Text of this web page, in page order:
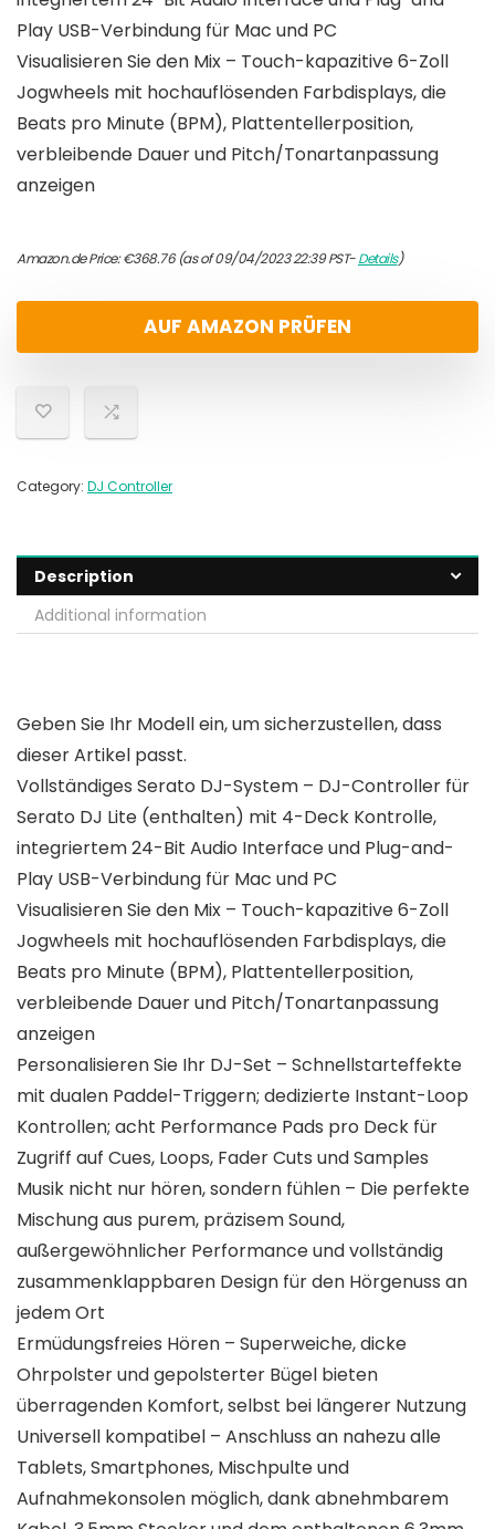
Play USB-Verbindung für Mac und PC
Visualisieren Sie den Mix – Touch-kapazitive 6-Zoll
Jogwheels mit hochauflösenden Farbdisplays, die
Beats pro Minute (BPM), Plattentellerposition,
verbleibende Dauer und Pitch/Tonartanpassung
anzeigen
Amazon.de Price:€368.76(as of 09/04/2023 22:39 PST-Details)
AUF AMAZON PRÜFEN
Category: DJ Controller
Description
Additional information
Geben Sie Ihr Modell ein, um sicherzustellen, dass
dieser Artikel passt.
Vollständiges Serato DJ-System – DJ-Controller für
Serato DJ Lite (enthalten) mit 4-Deck Kontrolle,
integriertem 24-Bit Audio Interface und Plug-and-
Play USB-Verbindung für Mac und PC
Visualisieren Sie den Mix – Touch-kapazitive 6-Zoll
Jogwheels mit hochauflösenden Farbdisplays, die
Beats pro Minute (BPM), Plattentellerposition,
verbleibende Dauer und Pitch/Tonartanpassung
anzeigen
Personalisieren Sie Ihr DJ-Set – Schnellstarteffekte
mit dualen Paddel-Triggern; dedizierte Instant-Loop
Kontrollen; acht Performance Pads pro Deck für
Zugriff auf Cues, Loops, Fader Cuts und Samples
Musik nicht nur hören, sondern fühlen – Die perfekte
Mischung aus purem, präzisem Sound,
außergewöhnlicher Performance und vollständig
zusammenklappbaren Design für den Hörgenuss an
jedem Ort
Ermüdungsfreies Hören – Superweiche, dicke
Ohrpolster und gepolsterter Bügel bieten
überragenden Komfort, selbst bei längerer Nutzung
Universell kompatibel – Anschluss an nahezu alle
Tablets, Smartphones, Mischpulte und
Aufnahmekonsolen möglich, dank abnehmbarem